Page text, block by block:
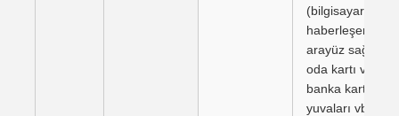
(bilgisayarla
haberleşen ve
arayüz
oda kartı verme,
banka kartı, fiş
yuvaları vb.